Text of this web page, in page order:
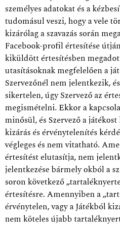
személyes adatokat és a
tudomásul veszi, hogy a vele
kizárólag a szavazás során
Facebook-profil értesítése
kiküldött értesítésben
utasításoknak megfelelően a
Szervezőnél nem jelentkezik,
sikertelen, úgy Szervező az
megismételni. Ekkor a
minősül, és Szervező a
kizárás és érvénytelenítés
végleges és nem vitatható.
értesítést elutasítja, nem
jelentkezése bármely okból a
soron következő
értesítésre. Amennyiben a
érvénytelen, vagy a Játékból
nem köteles újabb